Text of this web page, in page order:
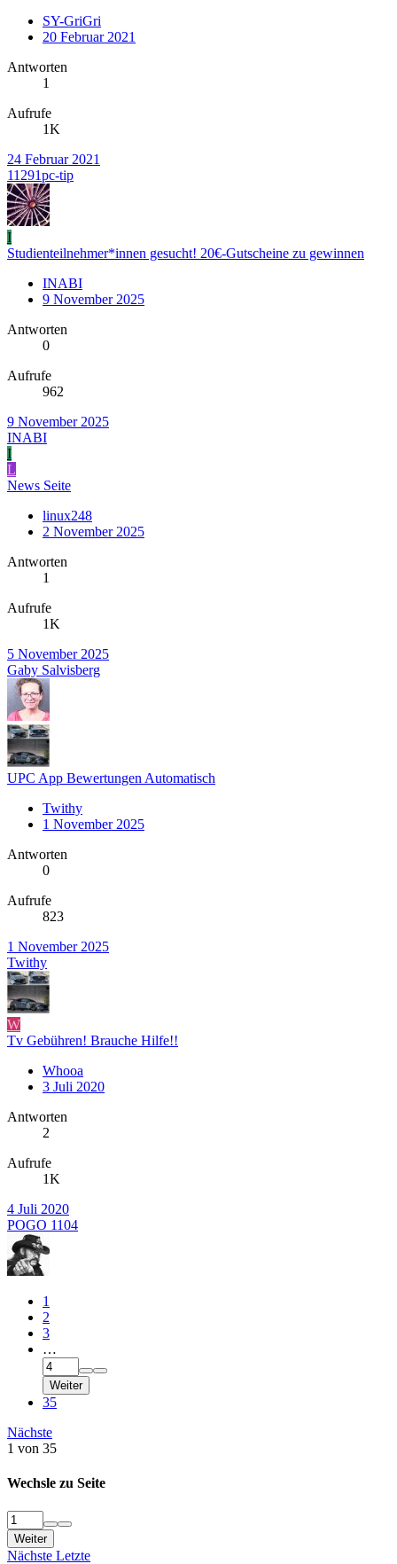
SY-GriGri
20 Februar 2021
Antworten
1
Aufrufe
1K
24 Februar 2021
11291pc-tip
I
Studienteilnehmer*innen gesucht! 20€-Gutscheine zu gewinnen
INABI
9 November 2025
Antworten
0
Aufrufe
962
9 November 2025
INABI
I
L
News Seite
linux248
2 November 2025
Antworten
1
Aufrufe
1K
5 November 2025
Gaby Salvisberg
UPC App Bewertungen Automatisch
Twithy
1 November 2025
Antworten
0
Aufrufe
823
1 November 2025
Twithy
W
Tv Gebühren! Brauche Hilfe!!
Whooa
3 Juli 2020
Antworten
2
Aufrufe
1K
4 Juli 2020
POGO 1104
1
2
3
…
Weiter
35
Nächste
1 von 35
Wechsle zu Seite
Weiter
Nächste Letzte